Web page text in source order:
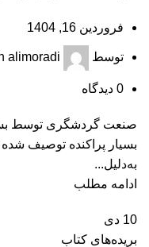
فروردین 16, 1404
توسط alimoradi
0 دیدگاه
صنعت گردشگری توسط
بسیار پراکنده توصیف
به‌دلیل...
ادامه مطلب
10 دی
بریده‌های کتاب